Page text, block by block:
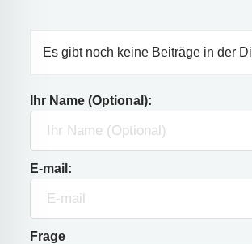
Es gibt noch keine Beiträge in der
Ihr Name (Optional):
E-mail:
Frage